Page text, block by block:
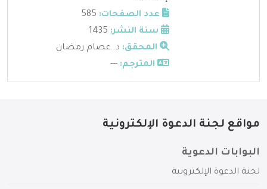
عدد الصفحات:
سنة النشر:
المحقق: د. عصام رمضان
المترجم: ---
مواقع لجنة الدعوة الإلكترونية
البوابات الدعوية
لجنة الدعوة الإلكترونية